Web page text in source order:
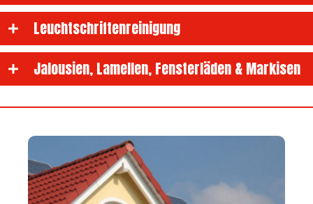
Leuchtschriftenreinigung
Jalousien, Lamellen, Fensterläden & Markisen